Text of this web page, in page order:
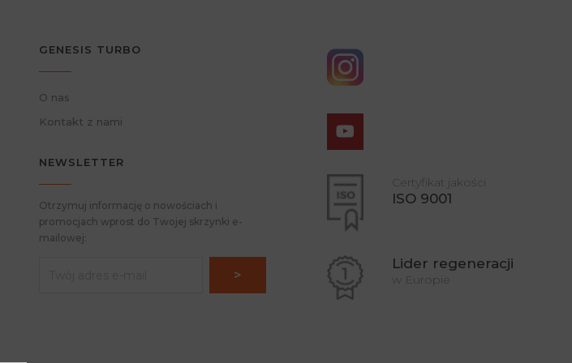
GENESIS TURBO
O nas
Kontakt z nami
NEWSLETTER
Otrzymuj informację o nowościach i
promocjach wprost do Twojej skrzynki e-
mailowej:
Certyfikat jakości
ISO 9001
Lider regeneracji
w Europie